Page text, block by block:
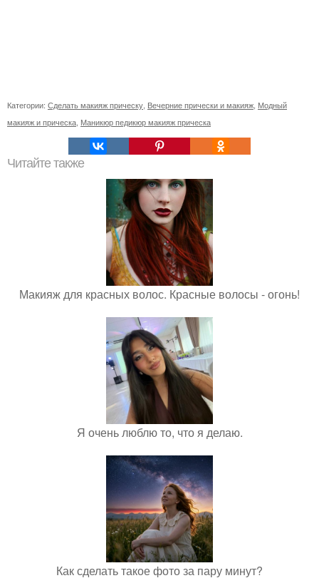
Категории: Сделать макияж прическу Вечерние прически и макияж Модный
макияж и прическа Маникюр педикюр макияж прическа
Читайте также
Макияж для красных волос. Красные волосы - огонь!
Я очень люблю то, что я делаю.
Как сделать такое фото за пару минут?